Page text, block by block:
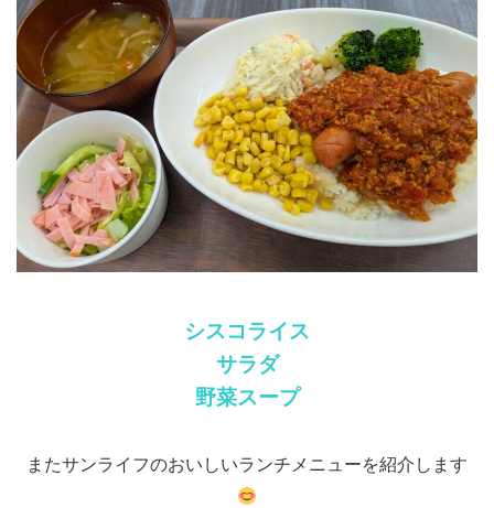
シスコライス
サラダ
野菜スープ
またサンライフのおいしいランチメニューを紹介します